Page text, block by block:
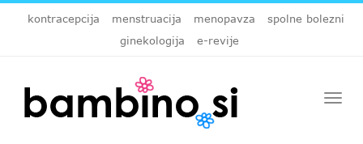
kontracepcija menstruacija menopavza
spolne bolezni
ginekologija
e-revije